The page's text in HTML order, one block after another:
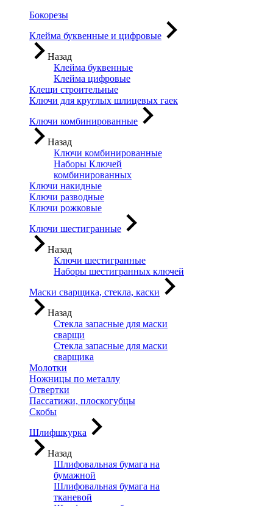
Бокорезы
Клейма буквенные и цифровые
Назад
Клейма буквенные
Клейма цифровые
Клещи строительные
Ключи для круглых шлицевых гаек
Ключи комбинированные
Назад
Ключи комбинированные
Наборы Ключей
комбинированных
Ключи накидные
Ключи разводные
Ключи рожковые
Ключи шестигранные
Назад
Ключи шестигранные
Наборы шестигранных ключей
Маски сварщика, стекла, каски
Назад
Стекла запасные для маски
сварщи
Стекла запасные для маски
сварщика
Молотки
Ножницы по металлу
Отвертки
Пассатижи, плоскогубцы
Скобы
Шлифшкурка
Назад
Шлифовальная бумага на
бумажной
Шлифовальная бумага на
тканевой